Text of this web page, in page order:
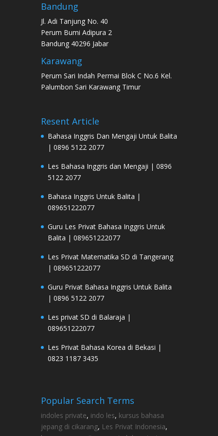
Bandung
Jl. Adi Tanjung No. 40
Perum Bumi Adipura 2
Bandung 40296 Jabar
Karawang
Perum Sari Indah Permai Blok C No.6 Kel.
Palumbon Sari Karawang Timur
Resent Article
Bahasa Inggris Dan Mengaji Untuk Balita
| 0896 5122 2077
Les Bahasa Inggris dan Mengaji | 0896
5122 2077
Bahasa Inggris Untuk Balita |
089651222077
Guru Les Privat Bahasa Inggris Untuk
Balita | 089651222077
Les Privat Matematika SD di Tangerang
| 089651222077
Guru Privat Bahasa Inggris Untuk Balita
| 0896 5122 2077
Les privat SD di Balaraja |
089651222077
Les Privat Bahasa Korea di Bekasi |
0823 1187 3435
Popular Search Terms
indoles private, indo les, kursus bahasa
jepang di cikarang, Les Privat Indonesia,